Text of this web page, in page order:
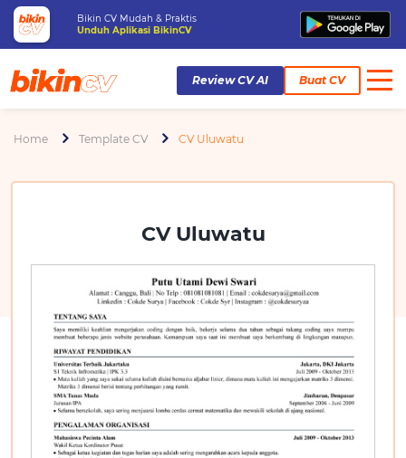
Bikin CV Mudah & Praktis
Unduh Aplikasi BikinCV
Review CV AI Buat CV
Home Template CV CV Uluwatu
CV Uluwatu